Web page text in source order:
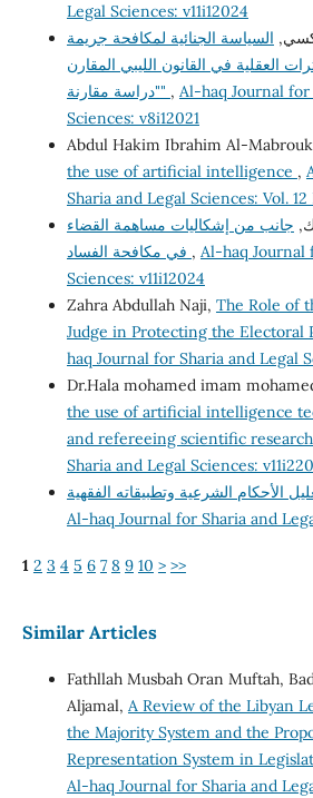
Legal Sciences: v11i12024
السياسة الجنائية لمكافحة جريمة
العقلية في القانون الليبي المقارن
"دراسة مقارنة" , Al-haq Journal for
Sciences: v8i12021
Abdul Hakim Ibrahim Al-
the use of artificial intelligence ,
Sharia and Legal Sciences: Vol. 12
جانب من إشكاليات مساهمة القضاء
, Al-haq Journal
Sciences: v11i12024
Zahra Abdullah Naji, The Role of
Judge in Protecting the Electoral
haq Journal for Sharia and Legal
Dr.Hala mohamed imam
the use of artificial intelligence
and refereeing scientific research
Sharia and Legal Sciences:
Al-haq Journal for Sharia and
1 2 3 4 5 6 7 8 9 10 > >>
Similar Articles
Fathllah Musbah Oran Muftah,
Aljamal, A Review of the Libyan
the Majority System and the
Representation System in
Al-haq Journal for Sharia and